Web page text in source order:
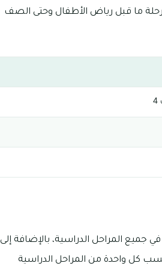
ما قبل رياض الأطفال وحتى الصف
جميع المراحل الدراسية، بالإضافة إلى
كل واحدة من المراحل الدراسية